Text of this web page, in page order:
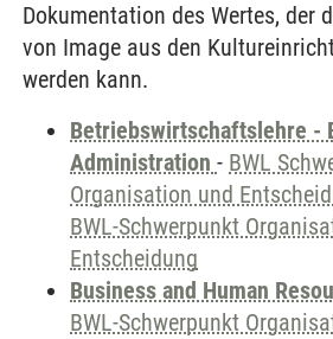
Dokumentation des Wertes, der
von Image aus den
werden kann.
Betriebswirtschaftslehre -
Administration - BWL
Organisation und
BWL-Schwerpunkt
Entscheidung
Business and Human
BWL-Schwerpunkt